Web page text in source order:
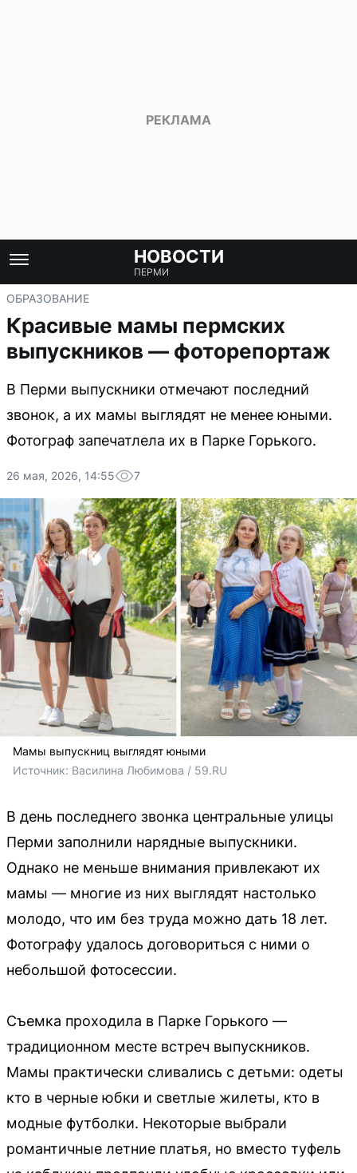
НОВОСТИ
ПЕРМИ
ОБРАЗОВАНИЕ
Красивые мамы пермских
выпускников — фоторепортаж
В Перми выпускники отмечают последний
звонок, а их мамы выглядят не менее юными.
Фотограф запечатлела их в Парке Горького.
26 мая, 2026, 14:55 7
Мамы выпускниц выглядят юными
Источник: Василина Любимова / 59.RU
В день последнего звонка центральные улицы
Перми заполнили нарядные выпускники.
Однако не меньше внимания привлекают их
мамы — многие из них выглядят настолько
молодо, что им без труда можно дать 18 лет.
Фотографу удалось договориться с ними о
небольшой фотосессии.
Съемка проходила в Парке Горького —
традиционном месте встреч выпускников.
Мамы практически сливались с детьми: одеты
кто в черные юбки и светлые жилеты, кто в
модные футболки. Некоторые выбрали
романтичные летние платья, но вместо туфель